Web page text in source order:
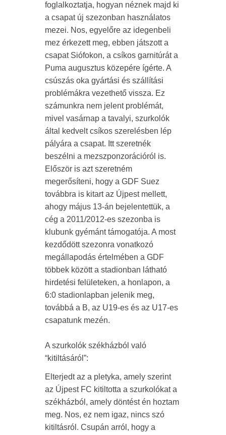
foglalkoztatja, hogyan néznek majd ki
a csapat új szezonban használatos
mezei. Nos, egyelőre az idegenbeli
mez érkezett meg, ebben játszott a
csapat Siófokon, a csíkos garnitúrát a
Puma augusztus közepére ígérte. A
csúszás oka gyártási és szállítási
problémákra vezethető vissza. Ez
számunkra nem jelent problémát,
mivel vasárnap a tavalyi, szurkolók
által kedvelt csíkos szerelésben lép
pályára a csapat. Itt szeretnék
beszélni a mezszponzorációról is.
Először is azt szeretném
megerősíteni, hogy a GDF Suez
továbbra is kitart az Újpest mellett,
ahogy május 13-án bejelentettük, a
cég a 2011/2012-es szezonba is
klubunk gyémánt támogatója. A most
kezdődött szezonra vonatkozó
megállapodás értelmében a GDF
többek között a stadionban látható
hirdetési felületeken, a honlapon, a
6:0 stadionlapban jelenik meg,
továbbá a B, az U19-es és az U17-es
csapatunk mezén.
A szurkolók székházból való
“kitiltásáról”:
Elterjedt az a pletyka, amely szerint
az Újpest FC kitiltotta a szurkolókat a
székházból, amely döntést én hoztam
meg. Nos, ez nem igaz, nincs szó
kitiltásról. Csupán arról, hogy a